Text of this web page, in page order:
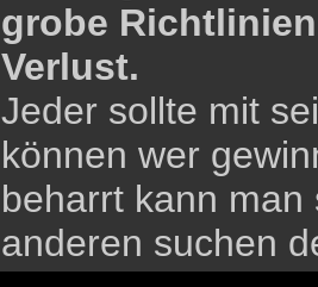
grobe
Verlust.
Jeder sollte mit
können wer
beharrt kann
anderen suchen